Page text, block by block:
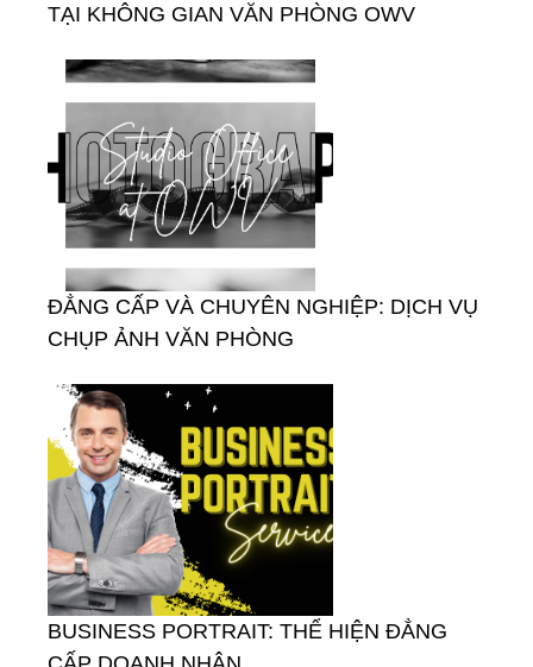
TẠI KHÔNG GIAN VĂN PHÒNG OWV
ĐẲNG CẤP VÀ CHUYÊN NGHIỆP: DỊCH VỤ
CHỤP ẢNH VĂN PHÒNG
BUSINESS PORTRAIT: THỂ HIỆN ĐẲNG